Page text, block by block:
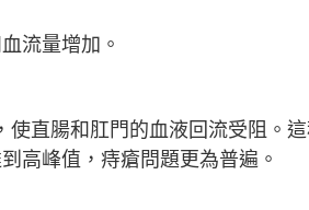
流量增加。
使直腸和肛門的血液回流受阻。
高峰值，痔瘡問題更為普遍。